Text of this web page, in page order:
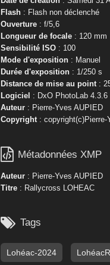
Flash : Flash non déclenché
Ouverture : f/5,6
Longueur de focale : 120 mm
Sensibilité ISO : 100
Mode d'exposition : Manuel
Durée d'exposition : 1/250 s
Distance de mise au point :
Logiciel : DxO PhotoLab 4.3.6
Auteur : Pierre-Yves AUPIED
Copyright : copyright(c)Pierre-
 Métadonnées XMP
Auteur : Pierre-Yves AUPIED
Titre : Rallycross LOHEAC
 Tags
Lohéac-2024